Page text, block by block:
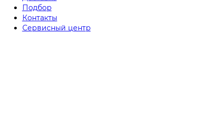
Подбор
Контакты
Сервисный центр